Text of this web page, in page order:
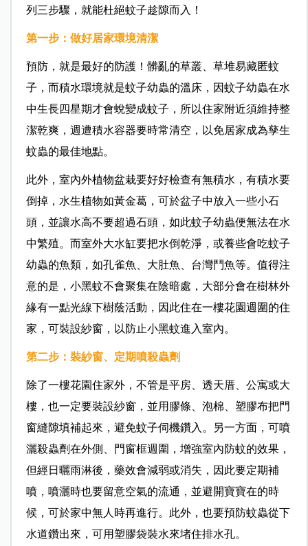
列三步驟，就能杜絕蚊子趁隙而入！
第一步：做好居家環境清潔
預防，就是最好的防護！髒亂的草叢、草堆易藏匿蚊
子，而積水環境就是蚊子幼蟲的溫床，因蚊子幼蟲在水
中生長四星期才會蛻變成蚊子，所以住家附近須維持整
潔乾爽，週遭積水容器要時常清空，以免居家成為孳生
蚊蟲的最佳地點。
此外，室內外植物盆栽要好好檢查有無積水，有積水要
倒掉，水生植物如黃金葛，可於盆子中放入一些小石
頭，並讓水高不要超過石頭，如此蚊子幼蟲便無法在水
中繁殖。而室外大水缸要把水倒乾淨，或養些會吃蚊子
幼蟲的魚類，如孔雀魚、大肚魚、台灣鬥魚等。值得注
意的是，小黑蚊不會聚集在陰暗處，大部分會在樹林外
緣有一點光線下樹蔭活動，因此住在一樓花園週圍的住
家，可裝設紗窗，以防止小黑蚊進入室內。
第二步：裝紗窗、定期噴殺蟲劑
除了一樓花園住家外，不管是平房、透天厝、公寓或大
樓，也一定要裝設紗窗，並用膠條、泡棉、塑膠布把門
窗縫隙填補起來，避免蚊子伺機鑽入。另一方面，可噴
灑殺蟲劑在外側、門窗框週圍，增強室內防蚊的效果，
但經日曬雨淋後，藥效會減弱或消失，因此要定期補
噴，噴灑時也要留意空氣的流通，並避開寶寶在的時
候，可於家中無人時再進行。此外，也要預防蚊蟲從下
水道鑽出來，可用塑膠袋裝水來堵住排水孔。